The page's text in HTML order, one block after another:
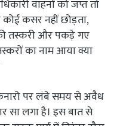
वाहनों को जप्त तो
कसर नहीं छोड़ता,
तस्करी और पकड़े गए
का नाम आया क्या
पर लंबे समय से अवैध
सा लगा है। इस बात से